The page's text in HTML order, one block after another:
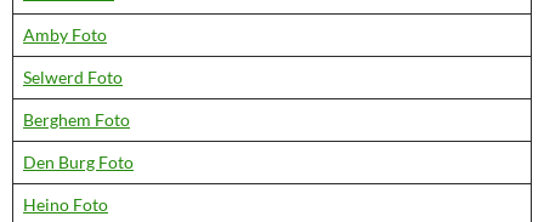
Amby Foto
Selwerd Foto
Berghem Foto
Den Burg Foto
Heino Foto